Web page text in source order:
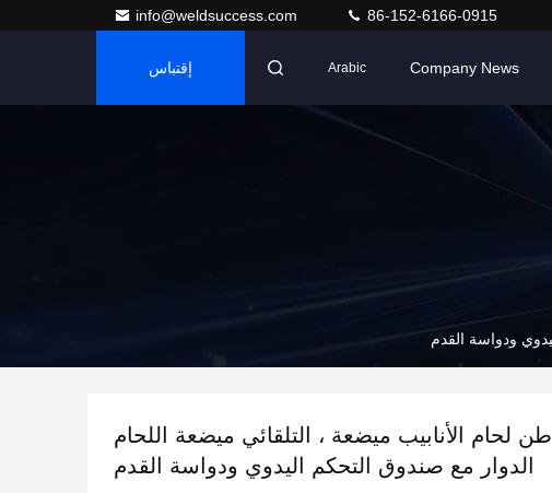
info@weldsuccess.com 86-152-6166-0915
Company News
Arabic إقتباس
2 طن لحام الأنابيب ميضعة ، التلقائي ميضعة اللحام
الدوار مع صندوق التحكم اليدوي ودواسة القدم